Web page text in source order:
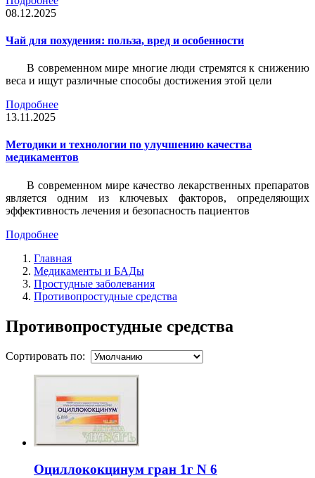
08.12.2025
Чай для похудения: польза, вред и особенности
В современном мире многие люди стремятся к снижению
веса и ищут различные способы достижения этой цели
Подробнее
13.11.2025
Методики и технологии по улучшению качества
медикаментов
В современном мире качество лекарственных препаратов
является одним из ключевых факторов, определяющих
эффективность лечения и безопасность пациентов
Подробнее
Главная
Медикаменты и БАДы
Простудные заболевания
Противопростудные средства
Противопростудные средства
Сортировать по:
Оциллококцинум гран 1г N 6